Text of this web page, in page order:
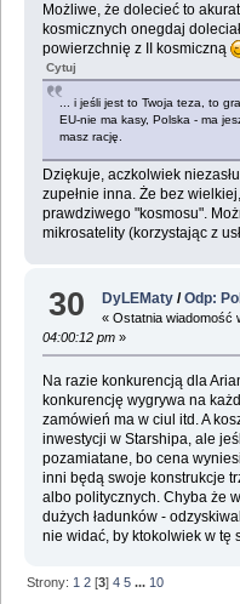
Możliwe, że dolecieć to
kosmicznych onegdaj
powierzchnię z II kosmiczną
Cytuj
... i jeśli jest to Twoja teza, to
EU-nie ma kasy, Polska - ma
masz rację.
Dziękuje, aczkolwiek
zupełnie inna. Że bez
prawdziwego "kosmosu".
mikrosatelity (korzystając z
30 DyLEMaty /Odp:
« Ostatnia wiadomość
04:00:12 pm»
Na razie konkurencją dla
konkurencję wygrywa na
zamówień ma w ciul itd. A
inwestycji w Starshipa, ale
pozamiatane, bo cena
inni będą swoje konstrukcje
albo politycznych. Chyba że
dużych ładunków -
nie widać, by ktokolwiek w tę
Strony: 1 2 [3]4 5 ... 10